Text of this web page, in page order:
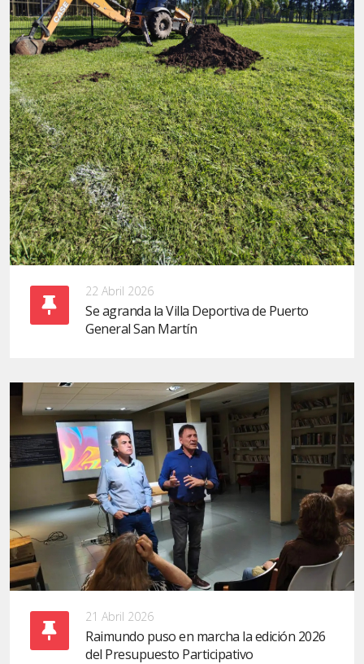
22 Abril 2026
Se agranda la Villa Deportiva de Puerto
General San Martín
21 Abril 2026
Raimundo puso en marcha la edición 2026
del Presupuesto Participativo